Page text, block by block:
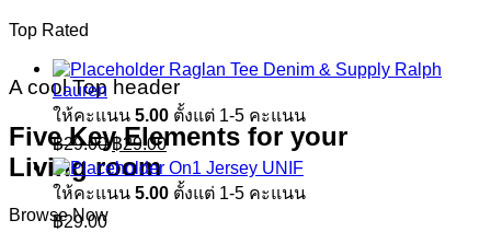
A cool Top header
Five Key Elements for your
Living room
Browse Now
Top Rated
Raglan Tee Denim & Supply Ralph
Lauren
ให้คะแนน 5.00 ตั้งแต่ 1-5 คะแนน
฿29.00Original
price
was:
฿29.00.
฿29.00Current
price
is:
฿29.00.
On1 Jersey UNIF
ให้คะแนน 5.00 ตั้งแต่ 1-5 คะแนน
฿29.00